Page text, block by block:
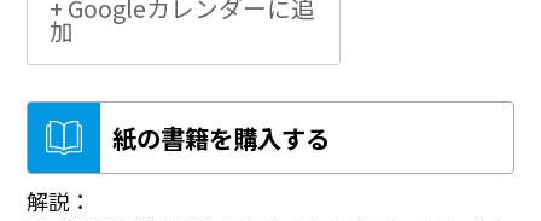
+ Googleカレンダーに追
加
紙の書籍を購入する
解説：